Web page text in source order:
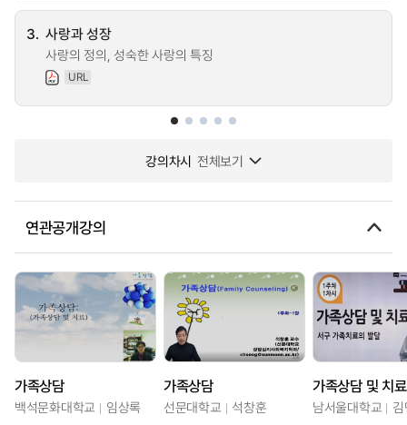
3. 사랑과 성장
사랑의 정의, 성숙한 사랑의 특징
URL
강의차시 전체보기
연관공개강의
가족상담
백석문화대학교 임상록
가족상담
선문대학교 석창훈
가족상담 및 치료
남서울대학교